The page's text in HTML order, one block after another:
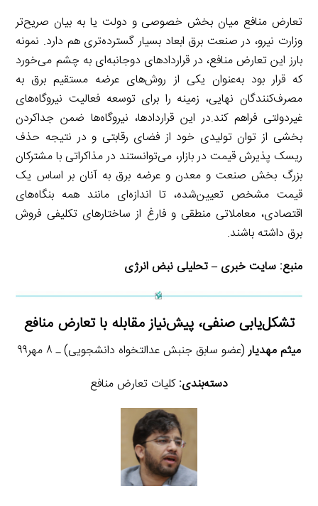
تعارض منافع میان بخش خصوصی و دولت یا به بیان صریح‌تر
وزارت نیرو، در صنعت برق ابعاد بسیار گسترده‌تری هم دارد. نمونه
بارز این تعارض منافع، در قراردادهای دوجانبه‌ای به چشم می‌خورد
که قرار بود به‌عنوان یکی از روش‌های عرضه مستقیم برق به
مصرف‌کنندگان نهایی، زمینه را برای توسعه فعالیت نیروگاه‌های
غیردولتی فراهم کند.در این قراردادها، نیروگاه‌ها ضمن جداکردن
بخشی از توان تولیدی خود از فضای رقابتی و در نتیجه حذف
ریسک پذیرش قیمت در بازار، می‌توانستند در مذاکراتی با مشترکان
بزرگ بخش صنعت و معدن و عرضه برق به آنان بر اساس یک
قیمت مشخص تعیین‌شده، تا اندازه‌ای مانند همه بنگاه‌های
اقتصادی، معاملاتی منطقی و فارغ از ساختارهای تکلیفی فروش
برق داشته باشند.
منبع: سایت خبری – تحلیلی نبض انرژی
تشکل‌یابی صنفی، پیش‌نیاز مقابله با تعارض منافع
میثم مهدیار(عضو سابق جنبش عدالتخواه دانشجویی) ـ ۸ مهر۹۹
دسته‌بندی:کلیات تعارض منافع